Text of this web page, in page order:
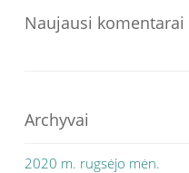
Naujausi komentarai
Archyvai
2020 m. rugsėjo mėn.